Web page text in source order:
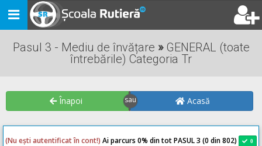
Toggle
navigation
Pasul 3 - Mediu de învățare »GENERAL (toate
întrebările) Categoria Tr
Înapoi Acasă
(Nu ești autentificat în cont!) Ai parcurs 0% din tot PASUL 3 (0 din 802) 0